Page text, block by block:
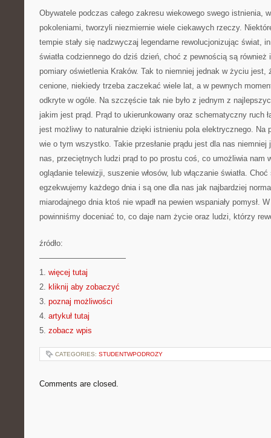
Obywatele podczas całego zakresu wiekowego swego istnienia,
pokoleniami, tworzyli niezmiernie wiele ciekawych rzeczy.
tempie stały się nadzwyczaj legendarne rewolucjonizując świat,
światła codziennego do dziś dzień, choć z pewnością są również
pomiary oświetlenia Kraków. Tak to niemniej jednak w życiu
cenione, niekiedy trzeba zaczekać wiele lat, a w pewnych
odkryte w ogóle. Na szczęście tak nie było z jednym z
jakim jest prąd. Prąd to ukierunkowany oraz schematyczny ruch
jest możliwy to naturalnie dzięki istnieniu pola elektrycznego. Na
wie o tym wszystko. Takie przesłanie prądu jest dla nas niemniej
nas, przeciętnych ludzi prąd to po prostu coś, co umożliwia nam
oglądanie telewizji, suszenie włosów, lub włączanie światła.
egzekwujemy każdego dnia i są one dla nas jak najbardziej
miarodajnego dnia ktoś nie wpadł na pewien wspaniały pomysł.
powinniśmy doceniać to, co daje nam życie oraz ludzi, którzy
źródło:
———————————
1. więcej tutaj
2. kliknij aby zobaczyć
3. poznaj możliwości
4. artykuł tutaj
5. zobacz wpis
CATEGORIES: STUDENTWPODROZY
Comments are closed.